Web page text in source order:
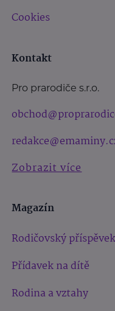
Cookies
Kontakt
Pro prarodiče s.r.o.
Zobrazit více
Magazín
Rodičovský příspěvek
Přídavek na dítě
Rodina a vztahy